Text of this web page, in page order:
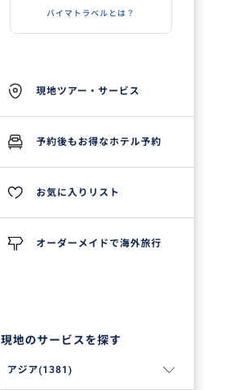
バイマトラベルとは？
現地ツアー・サービス
予約後もお得なホテル予約
お気に入りリスト
オーダーメイドで海外旅行
現地のサービスを探す
アジア(1381)